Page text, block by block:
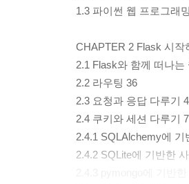
1.3 파이썬 웹 프로그래
CHAPTER 2 Flask 시작
2.1 Flask와 함께 떠나는
2.2 라우팅 36
2.3 요청과 응답 다루기
2.4 쿠키와 세션 다루기
2.4.1 SQLAlchemy에
2.4.2 SQLite에 기반한